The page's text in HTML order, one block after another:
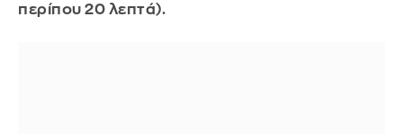
περίπου 20 λεπτά).